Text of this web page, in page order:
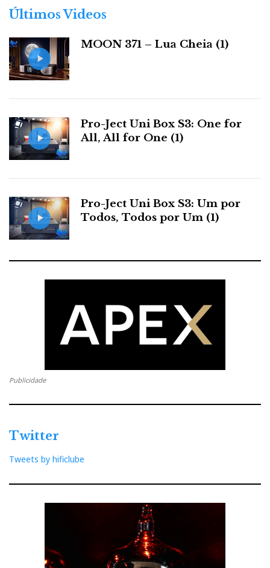
c
o
k
i
e
o
P
i
n
e
e
s
t
r
s
Últimos Videos
MOON 371 – Lua Cheia (1)
Pro-Ject Uni Box S3: One for
All, All for One (1)
Pro-Ject Uni Box S3: Um por
Todos, Todos por Um (1)
Publicidade
Twitter
Tweets by hificlube